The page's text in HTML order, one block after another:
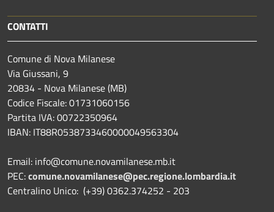
CONTATTI
Comune di Nova Milanese
Via Giussani, 9
20834 - Nova Milanese (MB)
Codice Fiscale: 01731060156
Partita IVA: 00722350964
IBAN: IT88R0538733460000049563304
Email: info@comune.novamilanese.mb.it
PEC:comune.novamilanese@pec.regione.lombardia.it
Centralino Unico: (+39) 0362.374252 - 203